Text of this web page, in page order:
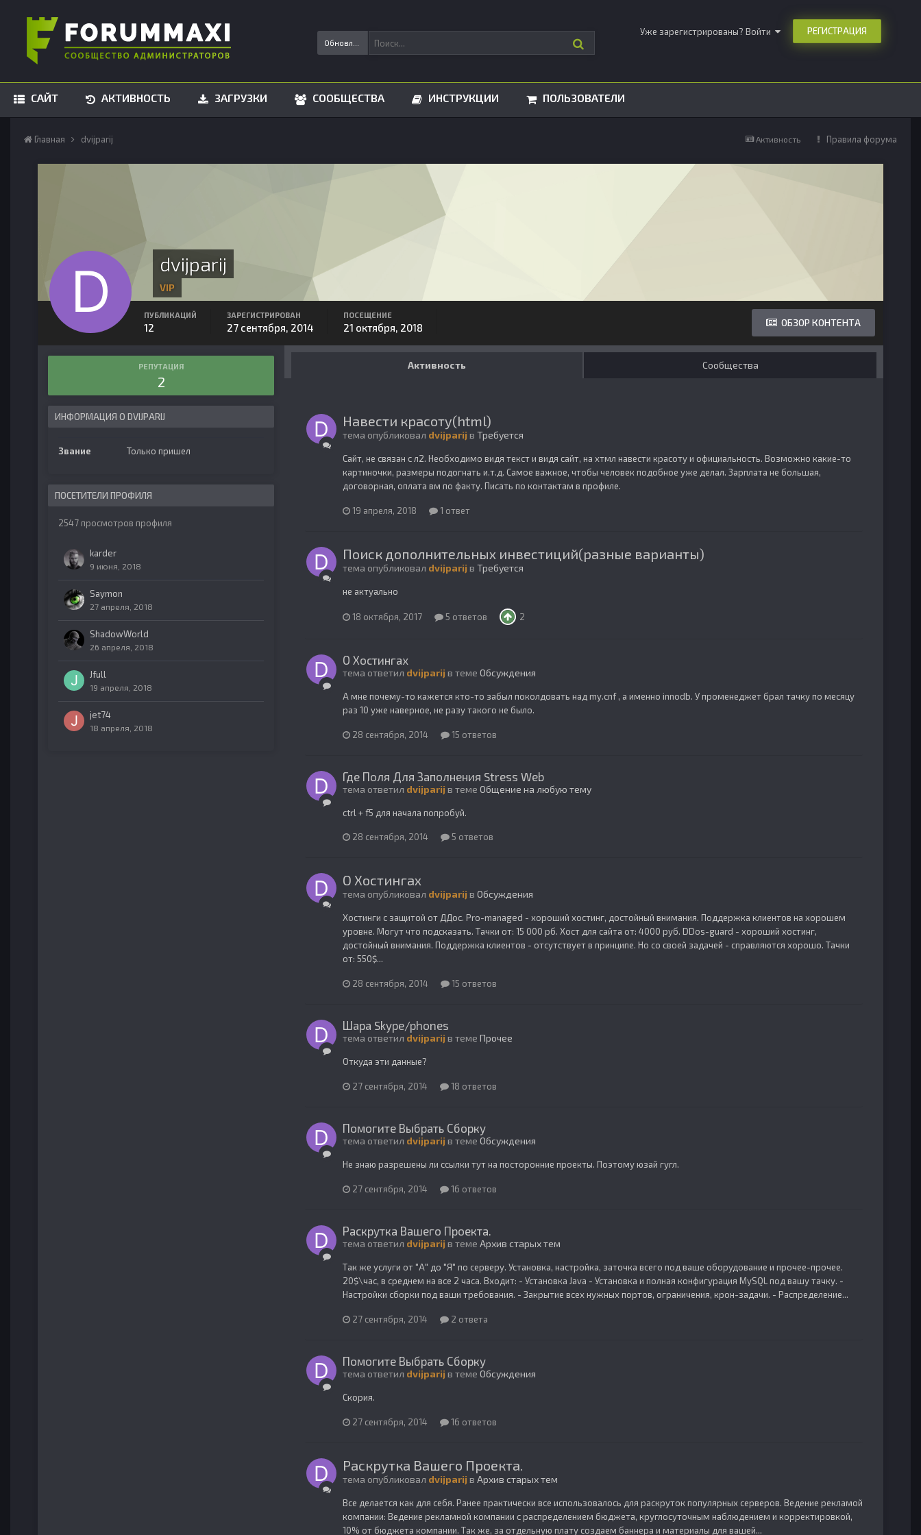
Уже зарегистрированы? Войти РЕГИСТРАЦИЯ
САЙТ АКТИВНОСТЬ ЗАГРУЗКИ СООБЩЕСТВА ИНСТРУКЦИИ ПОЛЬЗОВАТЕЛИ
Активность Правила форума
Главная dvijparij
dvijparij
VIP
ОБЗОР КОНТЕНТА
ПУБЛИКАЦИЙ
12
ЗАРЕГИСТРИРОВАН
27 сентября, 2014
ПОСЕЩЕНИЕ
21 октября, 2018
РЕПУТАЦИЯ
2
ИНФОРМАЦИЯ О DVIJPARIJ
Звание Только пришел
ПОСЕТИТЕЛИ ПРОФИЛЯ
2547 просмотров профиля
karder
9 июня, 2018
Saymon
27 апреля, 2018
ShadowWorld
26 апреля, 2018
Jfull
19 апреля, 2018
jet74
18 апреля, 2018
Активность Сообщества
Навести красоту(html)
тема опубликовал dvijparij в Требуется
Сайт, не связан с л2. Необходимо видя текст и видя сайт, на хтмл навести красоту и официальность. Возможно какие-то
картиночки, размеры подогнать и.т.д. Самое важное, чтобы человек подобное уже делал. Зарплата не большая,
договорная, оплата вм по факту. Писать по контактам в профиле.
19 апреля, 2018 1 ответ
Поиск дополнительных инвестиций(разные варианты)
тема опубликовал dvijparij в Требуется
не актуально
18 октября, 2017 5 ответов 2
О Хостингах
тема ответил dvijparij в теме Обсуждения
А мне почему-то кажется кто-то забыл поколдовать над my.cnf , а именно innodb. У променеджет брал тачку по месяцу
раз 10 уже наверное, не разу такого не было.
28 сентября, 2014 15 ответов
Где Поля Для Заполнения Stress Web
тема ответил dvijparij в теме Общение на любую тему
ctrl + f5 для начала попробуй.
28 сентября, 2014 5 ответов
О Хостингах
тема опубликовал dvijparij в Обсуждения
Хостинги с защитой от ДДос. Pro-managed - хороший хостинг, достойный внимания. Поддержка клиентов на хорошем
уровне. Могут что подсказать. Тачки от: 15 000 рб. Хост для сайта от: 4000 руб. DDos-guard - хороший хостинг,
достойный внимания. Поддержка клиентов - отсутствует в принципе. Но со своей задачей - справляются хорошо. Тачки
от: 550$...
28 сентября, 2014 15 ответов
Шара Skype/phones
тема ответил dvijparij в теме Прочее
Откуда эти данные?
27 сентября, 2014 18 ответов
Помогите Выбрать Сборку
тема ответил dvijparij в теме Обсуждения
Не знаю разрешены ли ссылки тут на посторонние проекты. Поэтому юзай гугл.
27 сентября, 2014 16 ответов
Раскрутка Вашего Проекта.
тема ответил dvijparij в теме Архив старых тем
Так же услуги от "А" до "Я" по серверу. Установка, настройка, заточка всего под ваше оборудование и прочее-прочее.
20$\час, в среднем на все 2 часа. Входит: - Установка Java - Установка и полная конфигурация MySQL под вашу тачку. -
Настройки сборки под ваши требования. - Закрытие всех нужных портов, ограничения, крон-задачи. - Распределение...
27 сентября, 2014 2 ответа
Помогите Выбрать Сборку
тема ответил dvijparij в теме Обсуждения
Скория.
27 сентября, 2014 16 ответов
Раскрутка Вашего Проекта.
тема опубликовал dvijparij в Архив старых тем
Все делается как для себя. Ранее практически все использовалось для раскруток популярных серверов. Ведение рекламой
компании: Ведение рекламной компании с распределением бюджета, круглосуточным наблюдением и корректировкой,
10% от бюджета компании. Так же, за отдельную плату создаем баннера и материалы для вашей...